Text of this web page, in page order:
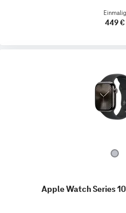
Einmalig
449 €
Apple Watch Series